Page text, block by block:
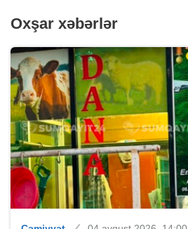
Oxşar xəbərlər